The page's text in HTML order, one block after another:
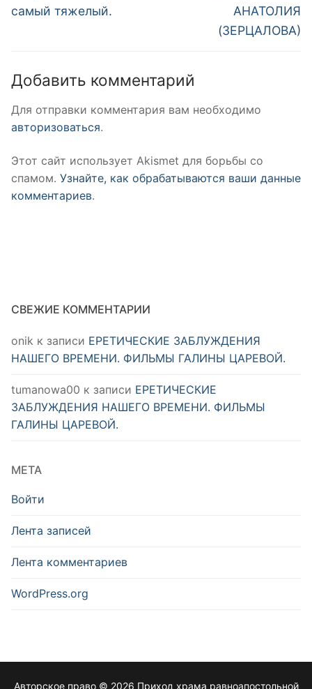
самый тяжелый.
АНАТОЛИЯ
(ЗЕРЦАЛОВА)
Добавить комментарий
Для отправки комментария вам необходимо
авторизоваться.
Этот сайт использует Akismet для борьбы со
спамом. Узнайте, как обрабатываются ваши данные
комментариев.
СВЕЖИЕ КОММЕНТАРИИ
onik к записи ЕРЕТИЧЕСКИЕ ЗАБЛУЖДЕНИЯ
НАШЕГО ВРЕМЕНИ. ФИЛЬМЫ ГАЛИНЫ ЦАРЕВОЙ.
tumanowa00 к записи ЕРЕТИЧЕСКИЕ
ЗАБЛУЖДЕНИЯ НАШЕГО ВРЕМЕНИ. ФИЛЬМЫ
ГАЛИНЫ ЦАРЕВОЙ.
МЕТА
Войти
Лента записей
Лента комментариев
WordPress.org
Авторское право © 2026 Приход храма равноапостольной